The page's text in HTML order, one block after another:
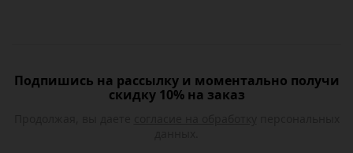
Подпишись на рассылку и моментально получи
скидку 10% на заказ